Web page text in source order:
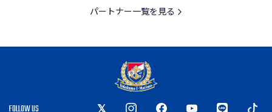
パートナー一覧を見る